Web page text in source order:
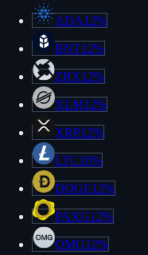
ADA12%
BNT12%
ZRX12%
XLM12%
XRP12%
LTC16%
DOGE12%
PAXG12%
OMG12%